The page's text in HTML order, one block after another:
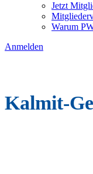
Jetzt
Warum
Anmelden
Kalmit-